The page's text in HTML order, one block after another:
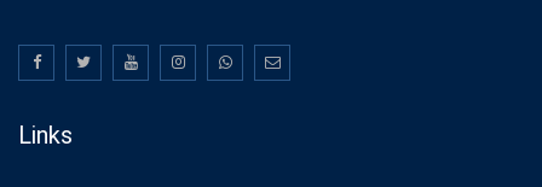
Links